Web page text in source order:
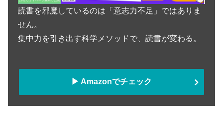
読書を邪魔しているのは「意志力不足」ではありま
せん。
集中力を引き出す科学メソッドで、読書が変わる。
▶︎ Amazonでチェック